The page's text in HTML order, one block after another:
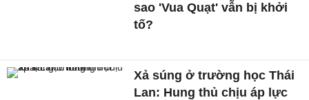
sao 'Vua Quạt' vẫn bị khởi
tố?
Xả súng ở trường học Thái
Lan: Hung thủ chịu áp lực